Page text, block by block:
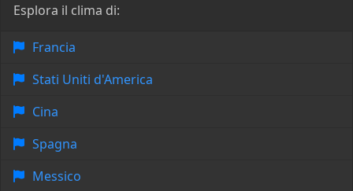
Esplora il clima di:
Francia
Stati Uniti d'America
Cina
Spagna
Messico